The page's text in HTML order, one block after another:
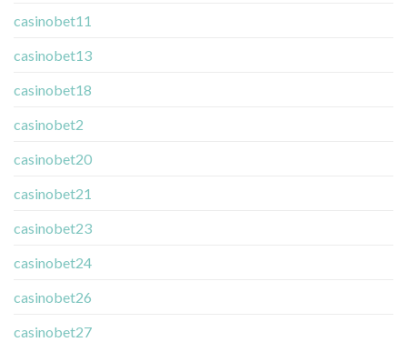
casinobet11
casinobet13
casinobet18
casinobet2
casinobet20
casinobet21
casinobet23
casinobet24
casinobet26
casinobet27